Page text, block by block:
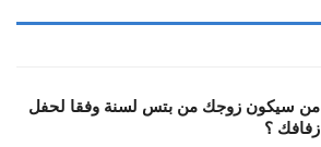
من سيكون زوجك من بتس لسنة وفقا لحفل
زفافك ؟